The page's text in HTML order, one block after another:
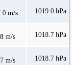
m/s 1019.0 hPa
m/s 1018.7 hPa
m/s 1018.7 hPa